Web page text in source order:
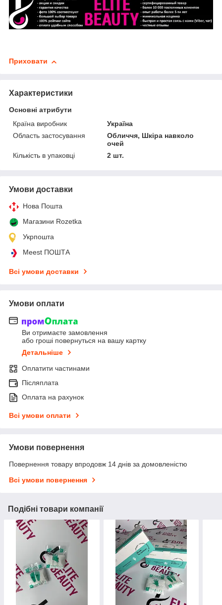
Приховати
Характеристики
Основні атрибути
Країна виробник
Україна
Область застосування
Обличчя, Шкіра навколо
очей
Кількість в упаковці
2 шт.
Умови доставки
Нова Пошта
Магазини Rozetka
Укрпошта
Meest ПОШТА
Всі умови доставки
Умови оплати
Ви отримаєте замовлення
або гроші повернуться на вашу картку
Детальніше
Оплатити частинами
Післяплата
Оплата на рахунок
Всі умови оплати
Умови повернення
Повернення товару впродовж 14 днів за домовленістю
Всі умови повернення
Подібні товари компанії